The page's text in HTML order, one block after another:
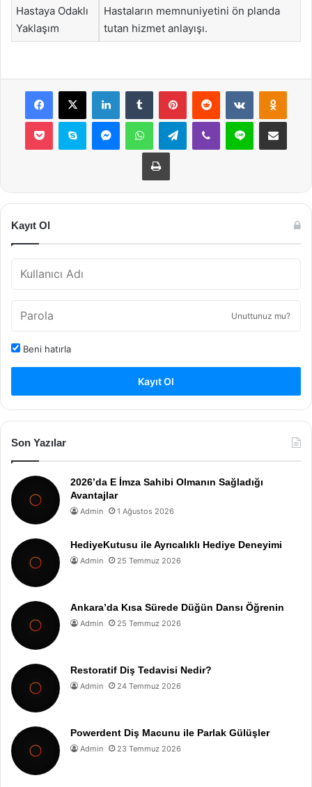
Hastaya Odaklı
Yaklaşım
Hastaların memnuniyetini ön planda
tutan hizmet anlayışı.
Facebook
X LinkedInTumblr PinterestReddit VKontakte
Pocket Skype MessengerWhatsAppTelegramViber Line E-Posta ile
Yazdır
Kayıt Ol
Unuttunuz mu?
Beni hatırla
Kayıt Ol
Son Yazılar
2026’da E İmza Sahibi Olmanın Sağladığı
Avantajlar
Admin 1 Ağustos 2026
HediyeKutusu ile Ayrıcalıklı Hediye Deneyimi
Admin 25 Temmuz 2026
Ankara’da Kısa Sürede Düğün Dansı Öğrenin
Admin 25 Temmuz 2026
Restoratif Diş Tedavisi Nedir?
Admin 24 Temmuz 2026
Powerdent Diş Macunu ile Parlak Gülüşler
Admin 23 Temmuz 2026